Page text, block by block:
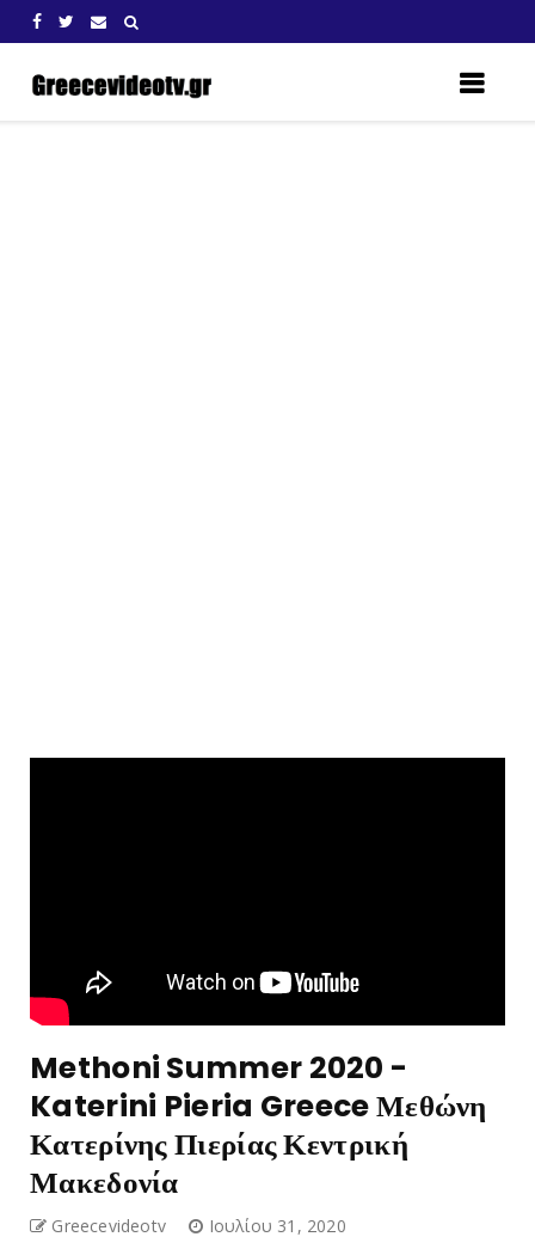
Methoni Summer 2020 -
Katerini Pieria Greece Μεθώνη
Κατερίνης Πιερίας Κεντρική
Μακεδονία
Greecevideotv Ιουλίου 31, 2020